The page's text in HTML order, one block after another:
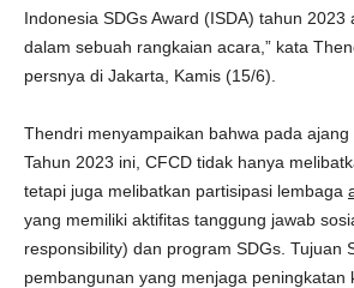
Indonesia SDGs Award (ISDA) tahun 2023
dalam sebuah rangkaian acara,” kata
persnya di Jakarta, Kamis (15/6).
Thendri menyampaikan bahwa pada ajang
Tahun 2023 ini, CFCD tidak hanya
tetapi juga melibatkan partisipasi lembaga
yang memiliki aktifitas tanggung jawab
responsibility) dan program SDGs. Tujuan
pembangunan yang menjaga peningkatan